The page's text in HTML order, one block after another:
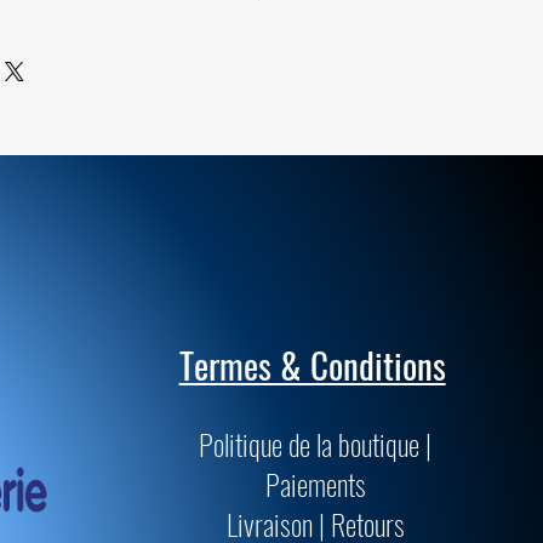
Termes & Conditions
Politique de la boutique |
Paiements
Livraison | Retours